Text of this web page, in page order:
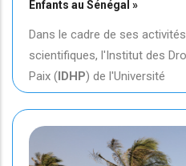
Enfants au Sénégal »
Dans le cadre de ses
scientifiques, l'Institut des
Paix (IDHP) de l'Université